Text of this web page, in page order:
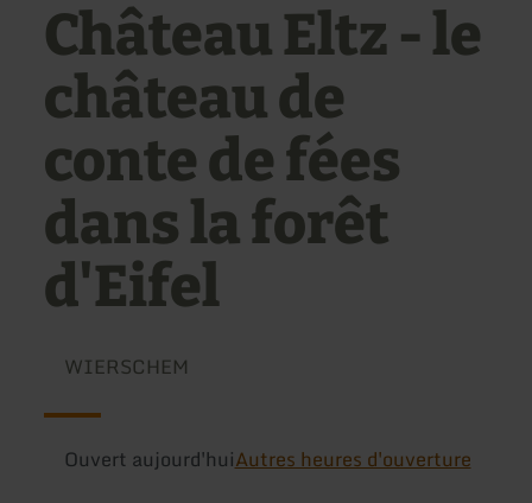
Château Eltz - le
château de
conte de fées
dans la forêt
d'Eifel
WIERSCHEM
Ouvert aujourd'huiAutres heures d'ouverture